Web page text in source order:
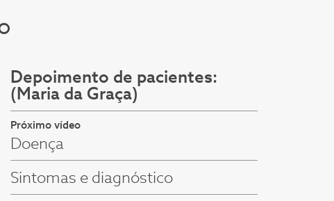
Depoimento de pacientes:
(Maria da Graça)
Próximo vídeo
Doença
Sintomas e diagnóstico